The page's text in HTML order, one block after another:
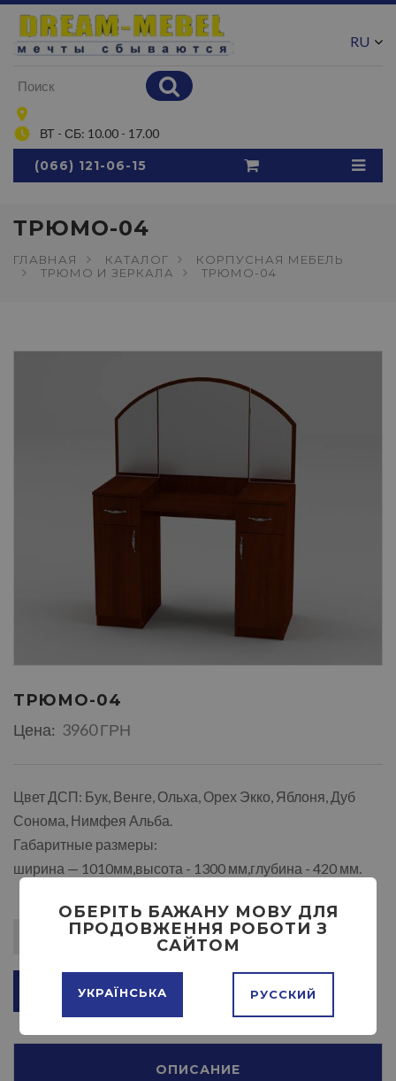
ВТ - СБ: 10.00 - 17.00
RU
(066) 121-06-15
ТРЮМО-04
ГЛАВНАЯ КАТАЛОГ
КОРПУСНАЯ МЕБЕЛЬ
ТРЮМО И ЗЕРКАЛА
ТРЮМО-04
ТРЮМО-04
Цена: 3960 ГРН
Цвет ДСП: Бук, Венге, Ольха, Орех Экко, Яблоня, Дуб
Сонома, Нимфея Альба.
Габаритные размеры:
ширина — 1010мм,высота - 1300 мм,глубина - 420 мм.
ДОБАВИТЬ В КОРЗИНУ
ОПИСАНИЕ
ОБЕРІТЬ БАЖАНУ МОВУ ДЛЯ
ПРОДОВЖЕННЯ РОБОТИ З
САЙТОМ
УКРАЇНСЬКА РУССКИЙ